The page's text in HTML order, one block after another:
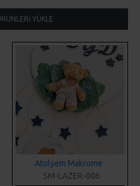
Atolyem Makrome
SM-LAZER-006
BEBEK ODASI KAPI SÜSÜ
600,00TL